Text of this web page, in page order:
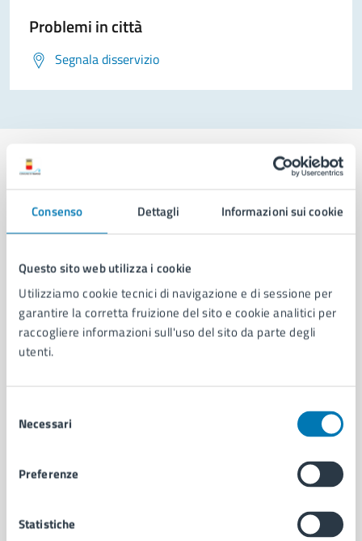
Consenso Dettagli Informazioni sui cookie
Questo sito web utilizza i cookie
Utilizziamo cookie tecnici di navigazione e di sessione per
garantire la corretta fruizione del sito e cookie analitici per
raccogliere informazioni sull'uso del sito da parte degli
utenti.
delNecessari
Preferenze
Statistiche
Problemi in città
Segnala disservizio
Comune di Napoli
AMMINISTRAZIONE
Aree amministrative
Organi di governo
Municipalità
Uffici
Documenti e dati
Ambiente